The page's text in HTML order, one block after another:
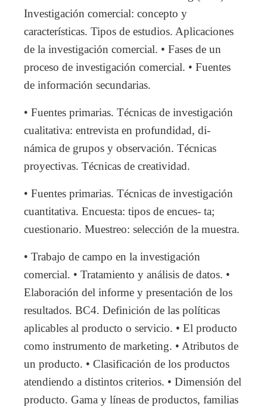
Investigación comercial: concepto y
características. Tipos de estudios. Aplicaciones
de la investigación comercial. • Fases de un
proceso de investigación comercial. • Fuentes
de información secundarias.
• Fuentes primarias. Técnicas de investigación
cualitativa: entrevista en profundidad, di-
námica de grupos y observación. Técnicas
proyectivas. Técnicas de creatividad.
• Fuentes primarias. Técnicas de investigación
cuantitativa. Encuesta: tipos de encues- ta;
cuestionario. Muestreo: selección de la muestra.
• Trabajo de campo en la investigación
comercial. • Tratamiento y análisis de datos. •
Elaboración del informe y presentación de los
resultados. BC4. Definición de las políticas
aplicables al producto o servicio. • El producto
como instrumento de marketing. • Atributos de
un producto. • Clasificación de los productos
atendiendo a distintos criterios. • Dimensión del
producto. Gama y líneas de productos, familias